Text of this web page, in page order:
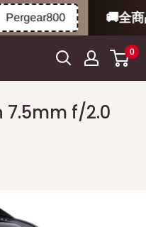
🚚全商品
0
7.5mm f/2.0